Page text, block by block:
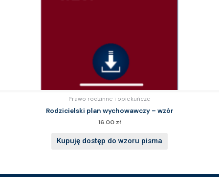
Prawo rodzinne i opiekuńcze
Rodzicielski plan wychowawczy – wzór
16.00 zł
Kupuję dostęp do wzoru pisma